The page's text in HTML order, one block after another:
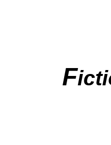
F